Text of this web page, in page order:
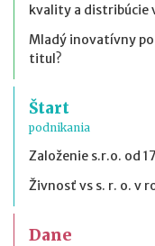
kvality a distribúcie
Mladý inovatívny
titul?
Štart
podnikania
Založenie s.r.o. od
Živnosť vs s. r. o. v
Dane